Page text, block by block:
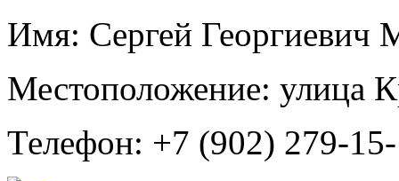
Имя: Сергей Георгиевич
Местоположение: улица
Телефон: +7 (902) 279-